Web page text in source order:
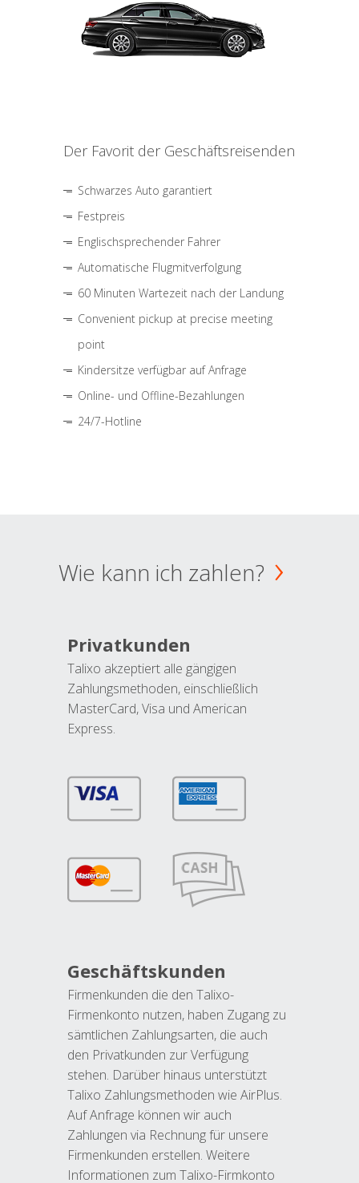
Der Favorit der Geschäftsreisenden
Schwarzes Auto garantiert
Festpreis
Englischsprechender Fahrer
Automatische Flugmitverfolgung
60 Minuten Wartezeit nach der Landung
Convenient pickup at precise meeting
point
Kindersitze verfügbar auf Anfrage
Online- und Offline-Bezahlungen
24/7-Hotline
Wie kann ich zahlen?
Privatkunden
Talixo akzeptiert alle gängigen
Zahlungsmethoden, einschließlich
MasterCard, Visa und American
Express.
Geschäftskunden
Firmenkunden die den Talixo-
Firmenkonto nutzen, haben Zugang zu
sämtlichen Zahlungsarten, die auch
den Privatkunden zur Verfügung
stehen. Darüber hinaus unterstützt
Talixo Zahlungsmethoden wie AirPlus.
Auf Anfrage können wir auch
Zahlungen via Rechnung für unsere
Firmenkunden erstellen. Weitere
Informationen zum Talixo-Firmkonto